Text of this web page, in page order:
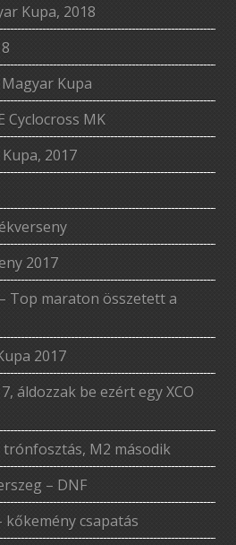
Kupa, 2018
Kupa
Cyclocross MK
2017
2017
Top maraton összetett a
2017
áldozzak be ezért egy XCO
M2 második
– DNF
csapatás